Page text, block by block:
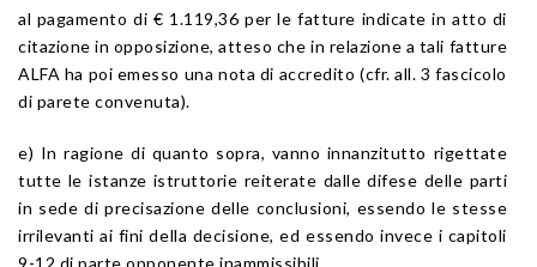
al pagamento di € 1.119,36 per le fatture indicate in atto di
citazione in opposizione, atteso che in relazione a tali fatture
ALFA ha poi emesso una nota di accredito (cfr. all. 3 fascicolo
di parete convenuta).
e) In ragione di quanto sopra, vanno innanzitutto rigettate
tutte le istanze istruttorie reiterate dalle difese delle parti
in sede di precisazione delle conclusioni, essendo le stesse
irrilevanti ai fini della decisione, ed essendo invece i capitoli
9-12 di parte opponente inammissibili.